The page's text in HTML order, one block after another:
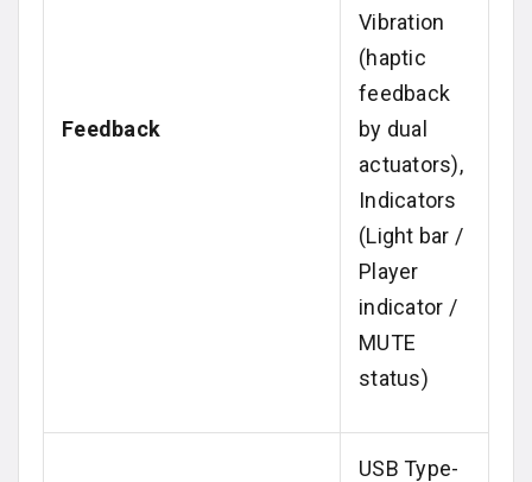
Feedback
Vibration
(haptic
feedback
by dual
actuators),
Indicators
(Light bar /
Player
indicator /
MUTE
status)
USB Type-